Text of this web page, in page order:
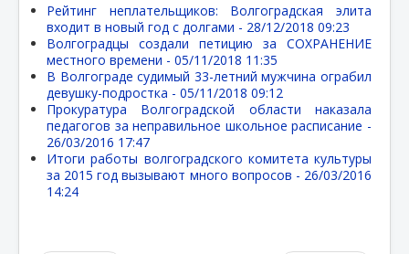
Рейтинг неплательщиков: Волгоградская элита
входит в новый год с долгами - 28/12/2018 09:23
Волгоградцы создали петицию за СОХРАНЕНИЕ
местного времени - 05/11/2018 11:35
В Волгограде судимый 33-летний мужчина ограбил
девушку-подростка - 05/11/2018 09:12
Прокуратура Волгоградской области наказала
педагогов за неправильное школьное расписание -
26/03/2016 17:47
Итоги работы волгоградского комитета культуры
за 2015 год вызывают много вопросов - 26/03/2016
14:24